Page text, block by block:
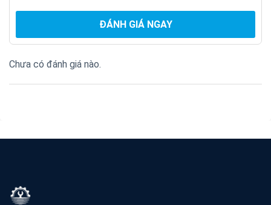
ĐÁNH GIÁ NGAY
Chưa có đánh giá nào.